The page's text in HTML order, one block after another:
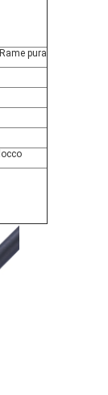
pura